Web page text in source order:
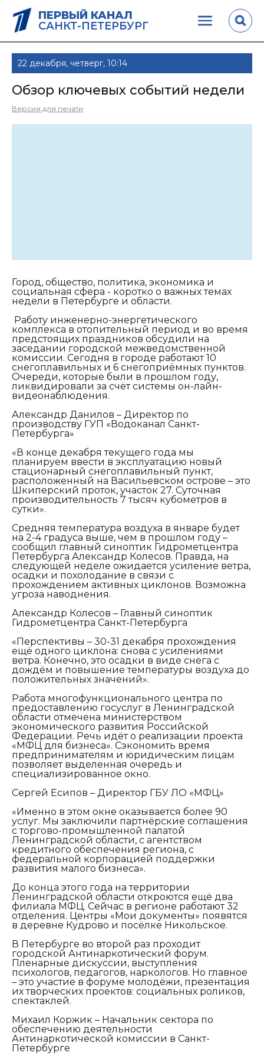
ПЕРВЫЙ КАНАЛ
САНКТ-ПЕТЕРБУРГ
22 декабря, четверг, 10:14
Обзор ключевых событий недели
Версия для печати
Город, общество, политика, экономика и
социальная сфера - коротко о важных темах
недели в Петербурге и области.
Работу инженерно-энергетического
комплекса в отопительный период и во время
предстоящих праздников обсудили на
заседании городской межведомственной
комиссии. Сегодня в городе работают 10
снегоплавильных и 6 снегоприёмных пунктов.
Очереди, которые были в прошлом году,
ликвидировали за счёт системы он-лайн-
видеонаблюдения.
Александр Данилов – Директор по
производству ГУП «Водоканал Санкт-
Петербурга»
«В конце декабря текущего года мы
планируем ввести в эксплуатацию новый
стационарный снегоплавильный пункт,
расположенный на Васильевском острове – это
Шкиперский проток, участок 27. Суточная
производительность 7 тысяч кубометров в
сутки».
Средняя температура воздуха в январе будет
на 2-4 градуса выше, чем в прошлом году –
сообщил главный синоптик Гидрометцентра
Петербурга Александр Колесов. Правда, на
следующей неделе ожидается усиление ветра,
осадки и похолодание в связи с
прохождением активных циклонов. Возможна
угроза наводнения.
Александр Колесов – Главный синоптик
Гидрометцентра Санкт-Петербурга
«Перспективы – 30-31 декабря прохождения
ещё одного циклона: снова с усилениями
ветра. Конечно, это осадки в виде снега с
дождём и повышение температуры воздуха до
положительных значений».
Работа многофункционального центра по
предоставлению госуслуг в Ленинградской
области отмечена министерством
экономического развития Российской
Федерации. Речь идёт о реализации проекта
«МФЦ для бизнеса». Сэкономить время
предпринимателям и юридическим лицам
позволяет выделенная очередь и
специализированное окно.
Сергей Есипов – Директор ГБУ ЛО «МФЦ»
«Именно в этом окне оказывается более 90
услуг. Мы заключили партнёрские соглашения
с торгово-промышленной палатой
Ленинградской области, с агентством
кредитного обеспечения региона, с
федеральной корпорацией поддержки
развития малого бизнеса».
До конца этого года на территории
Ленинградской области откроются ещё два
филиала МФЦ. Сейчас в регионе работают 32
отделения. Центры «Мои документы» появятся
в деревне Кудрово и посёлке Никольское.
В Петербурге во второй раз проходит
городской Антинаркотический форум.
Пленарные дискуссии, выступления
психологов, педагогов, наркологов. Но главное
– это участие в форуме молодёжи, презентация
их творческих проектов: социальных роликов,
спектаклей.
Михаил Коржик – Начальник сектора по
обеспечению деятельности
Антинаркотической комиссии в Санкт-
Петербурге